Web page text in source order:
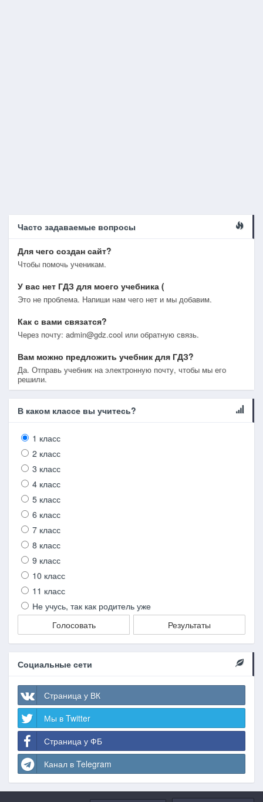
Часто задаваемые вопросы
Для чего создан сайт?
Чтобы помочь ученикам.
У вас нет ГДЗ для моего учебника (
Это не проблема. Напиши нам чего нет и мы добавим.
Как с вами связатся?
Через почту: admin@gdz.cool или обратную связь.
Вам можно предложить учебник для ГДЗ?
Да. Отправь учебник на электронную почту, чтобы мы его
решили.
В каком классе вы учитесь?
1 класс
2 класс
3 класс
4 класс
5 класс
6 класс
7 класс
8 класс
9 класс
10 класс
11 класс
Не учусь, так как родитель уже
Голосовать
Результаты
Социальные сети
Страница у ВК
Мы в Twitter
Страница у ФБ
Канал в Telegram